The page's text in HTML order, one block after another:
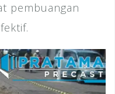
pembuangan